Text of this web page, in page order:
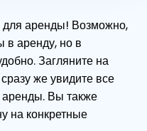
для аренды! Возможно,
аренду, но в
Загляните на
же увидите все
Вы также
на конкретные